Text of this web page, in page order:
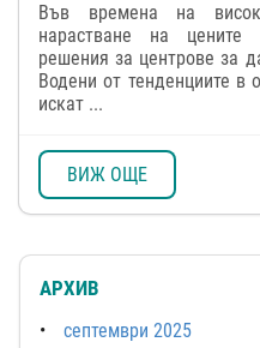
Във времена на
нарастване на цените
решения за центрове за
Водени от тенденциите в
искат ...
ВИЖ ОЩЕ
АРХИВ
септември 2025